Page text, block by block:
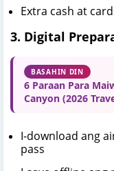
Extra cash at
3. Digital
BASAHIN DIN
6 Paraan Para
Canyon (2026
I-download ang
pass